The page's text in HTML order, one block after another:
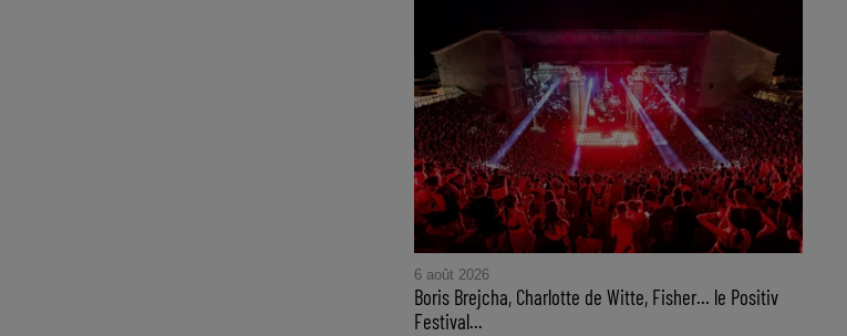
6 août 2026
Boris Brejcha, Charlotte de Witte, Fisher… le Positiv
Festival...